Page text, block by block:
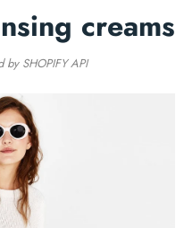
creams
by SHOPIFY API